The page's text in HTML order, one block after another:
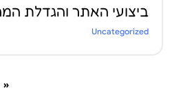
ביצועי האתר והגדלת
Uncategorized
« Older Entries